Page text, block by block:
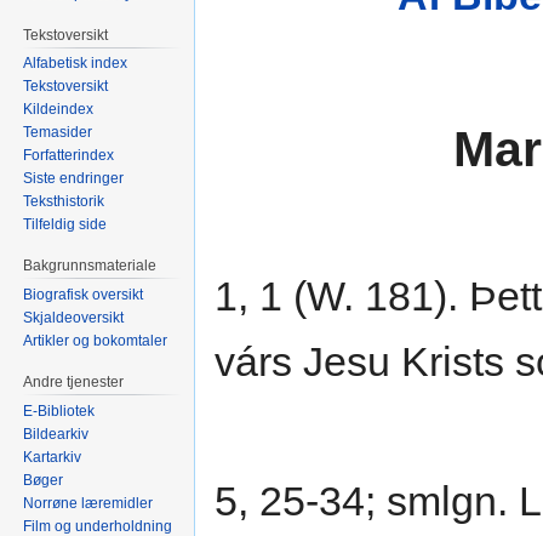
1, 1 (W. 181).
várs Jesu Krists
5, 25-34; smlgn.
Tekstoversikt
Alfabetisk index
Tekstoversikt
Kildeindex
Temasider
Forfatterindex
Siste endringer
Teksthistorik
Tilfeldig side
Bakgrunnsmateriale
Biografisk oversikt
Skjaldeoversikt
Artikler og bokomtaler
Andre tjenester
E-Bibliotek
Bildearkiv
Kartarkiv
Bøger
Norrøne læremidler
Film og underholdning